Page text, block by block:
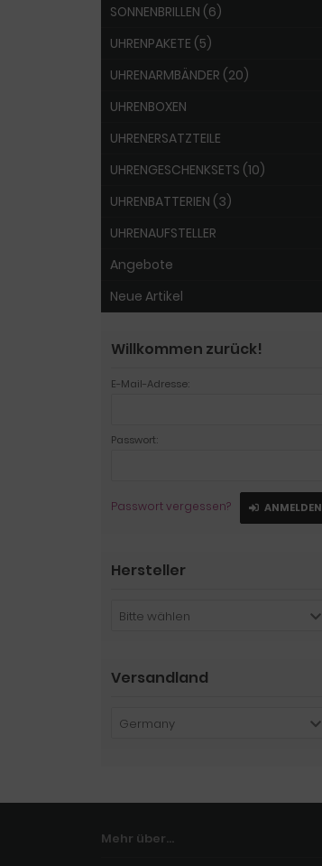
SONNENBRILLEN (6)
UHRENPAKETE (5)
UHRENARMBÄNDER (20)
UHRENBOXEN
UHRENERSATZTEILE
UHRENGESCHENKSETS (10)
UHRENBATTERIEN (3)
UHRENAUFSTELLER
Angebote
Neue Artikel
Willkommen zurück!
E-Mail-Adresse:
Passwort:
Passwort vergessen? ANMELDEN
Hersteller
Bitte wählen
Versandland
Germany
Mehr über...